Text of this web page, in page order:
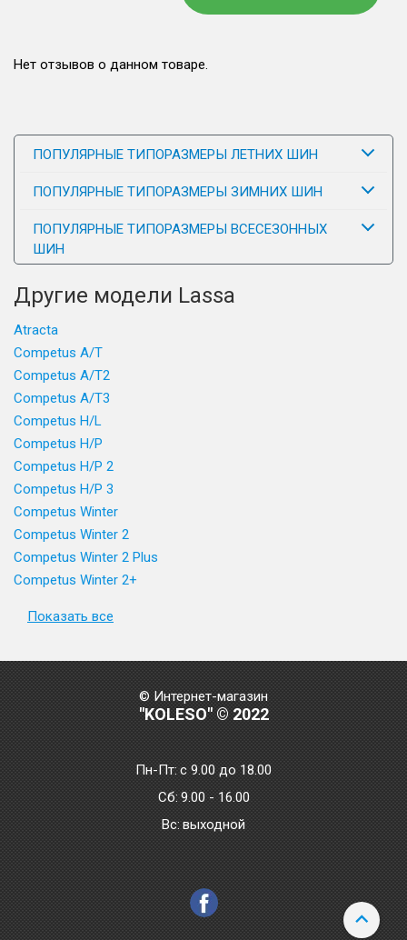
Нет отзывов о данном товаре.
ПОПУЛЯРНЫЕ ТИПОРАЗМЕРЫ ЛЕТНИХ ШИН
ПОПУЛЯРНЫЕ ТИПОРАЗМЕРЫ ЗИМНИХ ШИН
ПОПУЛЯРНЫЕ ТИПОРАЗМЕРЫ ВСЕСЕЗОННЫХ
ШИН
Другие модели Lassa
Atracta
Competus A/T
Competus A/T2
Competus A/T3
Competus H/L
Competus H/P
Competus H/P 2
Competus H/P 3
Competus Winter
Competus Winter 2
Competus Winter 2 Plus
Competus Winter 2+
Показать все
© Интернет-магазин
"KOLESO" © 2022
Пн-Пт:с 9.00 до 18.00
Сб: 9.00 - 16.00
Bc: выходной